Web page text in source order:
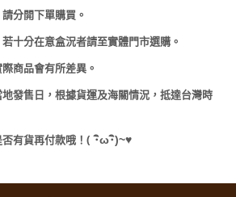
請分開下單購買。
十分在意盒況者請至實體門市選購。
商品會有所差異。
發售日，根據貨運及海關情況，抵達台灣時
有貨再付款哦！ (･ω･)~♥